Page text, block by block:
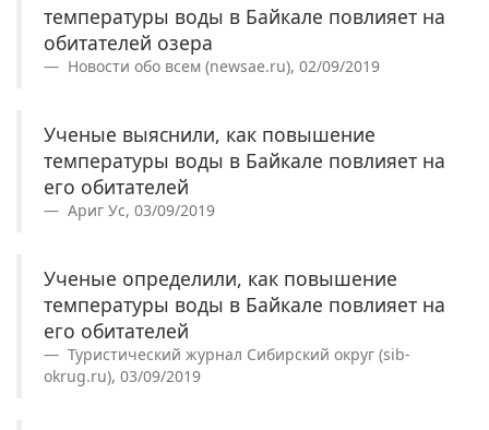
температуры воды в Байкале повлияет на
обитателей озера
Новости обо всем (newsae.ru), 02/09/2019
Ученые выяснили, как повышение
температуры воды в Байкале повлияет на
его обитателей
Ариг Ус, 03/09/2019
Ученые определили, как повышение
температуры воды в Байкале повлияет на
его обитателей
Туристический журнал Сибирский округ (sib-
okrug.ru), 03/09/2019